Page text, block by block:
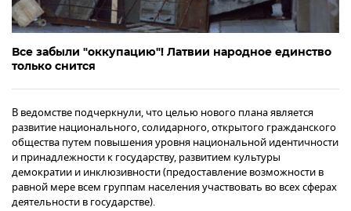
Все забыли "оккупацию"! Латвии народное единство
только снится
В ведомстве подчеркнули, что целью нового плана является
развитие национального, солидарного, открытого гражданского
общества путем повышения уровня национальной идентичности
и принадлежности к государству, развитием культуры
демократии и инклюзивности (предоставление возможности в
равной мере всем группам населения участвовать во всех сферах
деятельности в государстве).